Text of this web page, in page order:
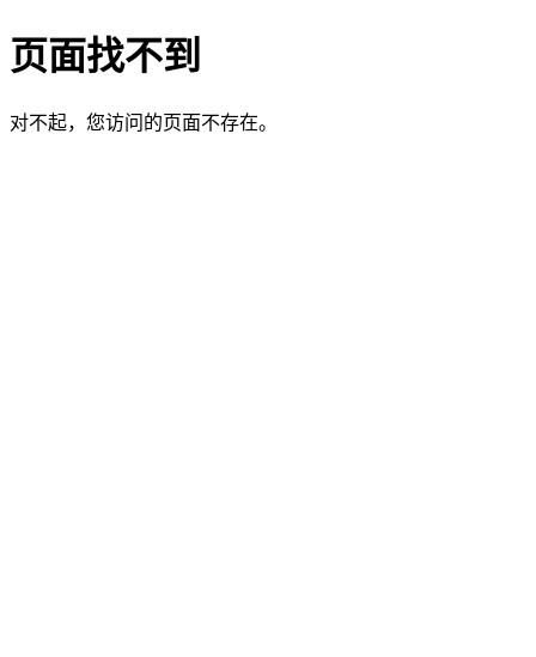
页面找不到
对不起，您访问的页面不存在。